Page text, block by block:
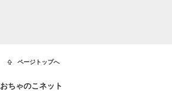
ページトップへ
おちゃのこネット